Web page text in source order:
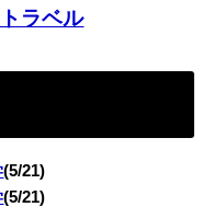
ラベル
(5/21)
(5/21)